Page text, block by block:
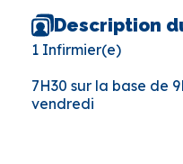
Description
1 Infirmier(e)
7H30 sur la base de
vendredi